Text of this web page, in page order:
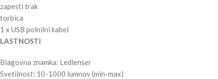
zapesti trak
torbica
1 x USB polnilni kabel
LASTNOSTI
Blagovna znamka: Ledlenser
Svetilnost: 10-1000 lumnov (min-max)